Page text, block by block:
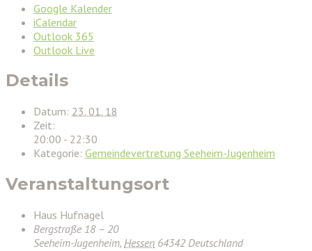
Google Kalender
iCalendar
Outlook 365
Outlook Live
Details
Datum: 23. 01. 18
Zeit:
20:00 - 22:30
Kategorie: Gemeindevertretung Seeheim-Jugenheim
Veranstaltungsort
Haus Hufnagel
Bergstraße 18 – 20
Seeheim-Jugenheim, Hessen 64342 Deutschland